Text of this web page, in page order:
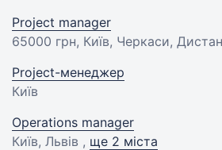
Project manager
65000 грн, Київ, Черкаси,
Project-менеджер
Київ
Operations manager
Київ, Львів , ще 2 міста